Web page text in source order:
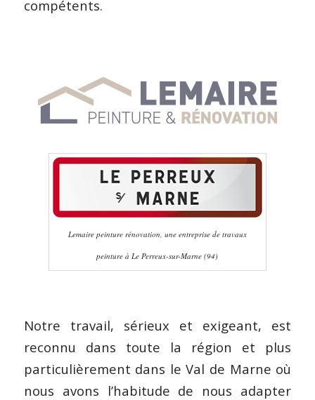
compétents.
Lemaire peinture rénovation, une entreprise de travaux
peinture à Le Perreux-sur-Marne (94)
Notre travail, sérieux et exigeant, est
reconnu dans toute la région et plus
particulièrement dans le Val de Marne où
nous avons l’habitude de nous adapter